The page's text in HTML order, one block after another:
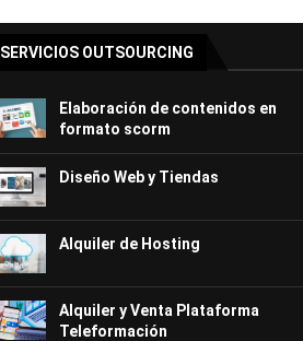
SERVICIOS OUTSOURCING
Elaboración de contenidos en
formato scorm
Diseño Web y Tiendas
Alquiler de Hosting
Alquiler y Venta Plataforma
Teleformación